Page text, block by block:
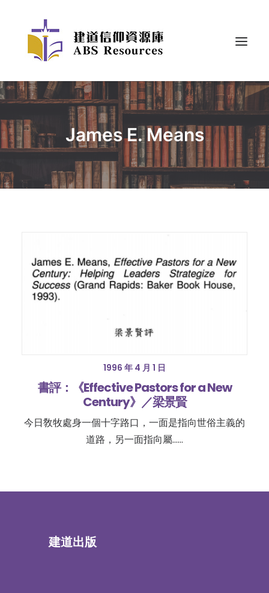
James E. Means
1996 年 4 月 1 日
書評：《Effective Pastors for a New
Century》／梁景賢
今日敎牧處身一個十字路口，一面是指向世俗主義的
道路，另一面指向屬……
建道出版